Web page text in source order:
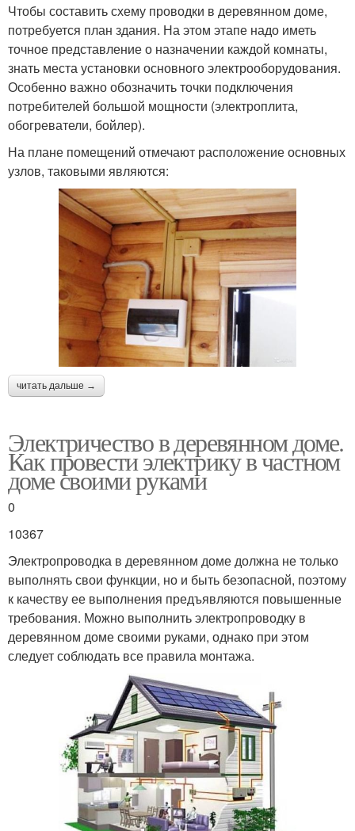
Чтобы составить схему проводки в деревянном доме,
потребуется план здания. На этом этапе надо иметь
точное представление о назначении каждой комнаты,
знать места установки основного электрооборудования.
Особенно важно обозначить точки подключения
потребителей большой мощности (электроплита,
обогреватели, бойлер).
На плане помещений отмечают расположение основных
узлов, таковыми являются:
читать дальше →
Электричество в деревянном доме.
Как провести электрику в частном
доме своими руками
0
10367
Электропроводка в деревянном доме должна не только
выполнять свои функции, но и быть безопасной, поэтому
к качеству ее выполнения предъявляются повышенные
требования. Можно выполнить электропроводку в
деревянном доме своими руками, однако при этом
следует соблюдать все правила монтажа.